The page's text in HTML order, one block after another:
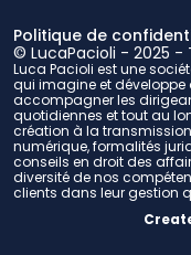
Politique de
© LucaPacioli - 2025 -
Luca Pacioli est une
qui imagine et développe
accompagner les
quotidiennes et tout au
création à la
numérique, formalités
conseils en droit des
diversité de nos
clients dans leur gestion